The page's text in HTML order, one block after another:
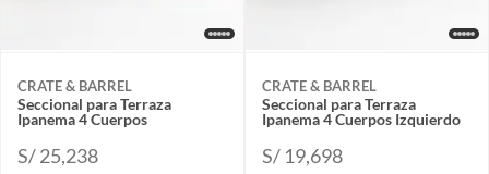
CRATE & BARREL
Seccional para Terraza
Ipanema 4 Cuerpos
S/ 25,238
CRATE & BARREL
Seccional para Terraza
Ipanema 4 Cuerpos Izquierdo
S/ 19,698